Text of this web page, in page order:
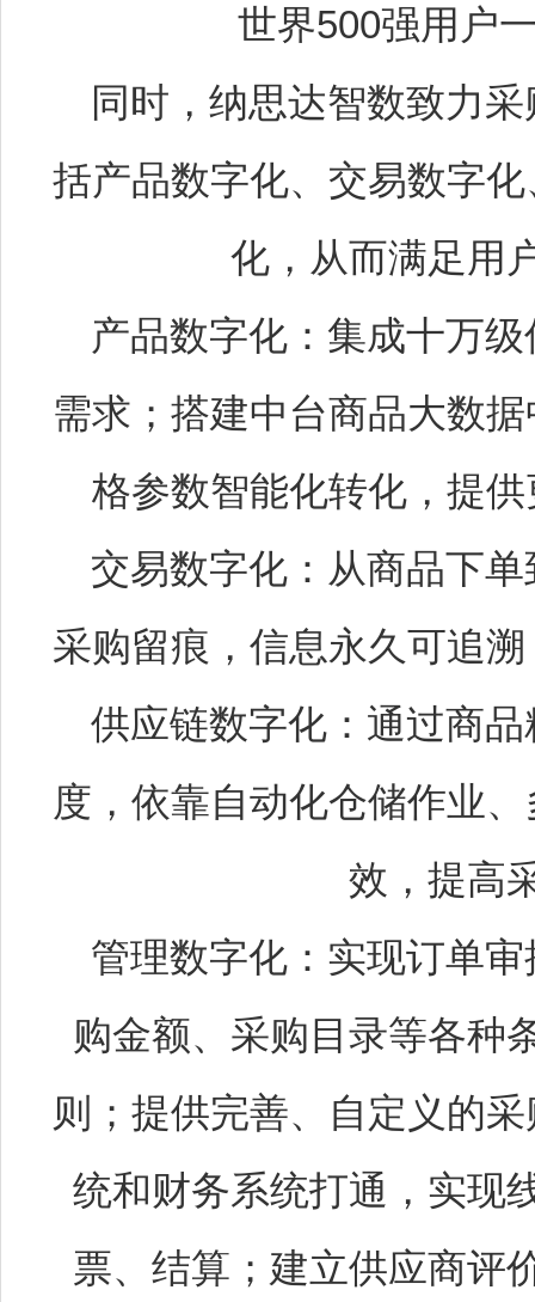
世界500强用户
同时，纳思达智数致力
括产品数字化、交易数字
化，从而满足用
产品数字化：集成十万
需求；搭建中台商品大数
格参数智能化转化，提
交易数字化：从商品下
采购留痕，信息永久可追
供应链数字化：通过商
度，依靠自动化仓储作业
效，提高
管理数字化：实现订单
购金额、采购目录等各种
则；提供完善、自定义的
统和财务系统打通，实现
票、结算；建立供应商评